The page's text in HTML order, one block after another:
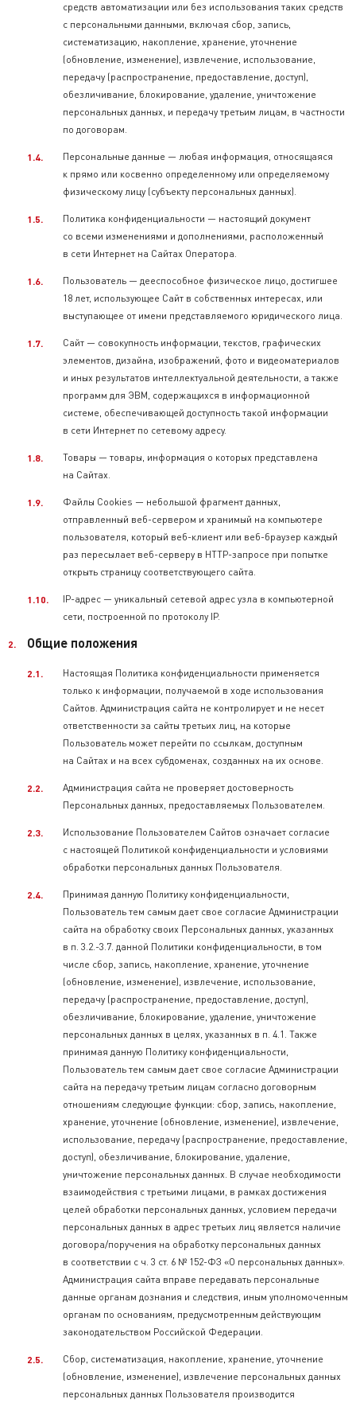
средств автоматизации или без использования таких средств
с персональными данными, включая сбор, запись,
систематизацию, накопление, хранение, уточнение
(обновление, изменение), извлечение, использование,
передачу (распространение, предоставление, доступ),
обезличивание, блокирование, удаление, уничтожение
персональных данных, и передачу третьим лицам, в частности
по договорам.
Персональные данные — любая информация, относящаяся
к прямо или косвенно определенному или определяемому
физическому лицу (субъекту персональных данных).
Политика конфиденциальности — настоящий документ
со всеми изменениями и дополнениями, расположенный
в сети Интернет на Сайтах Оператора.
Пользователь — дееспособное физическое лицо, достигшее
18 лет, использующее Сайт в собственных интересах, или
выступающее от имени представляемого юридического лица.
Сайт — совокупность информации, текстов, графических
элементов, дизайна, изображений, фото и видеоматериалов
и иных результатов интеллектуальной деятельности, а также
программ для ЭВМ, содержащихся в информационной
системе, обеспечивающей доступность такой информации
в сети Интернет по сетевому адресу.
Товары — товары, информация о которых представлена
на Сайтах.
Файлы Cookies — небольшой фрагмент данных,
отправленный веб-сервером и хранимый на компьютере
пользователя, который веб-клиент или веб-браузер каждый
раз пересылает веб-серверу в HTTP-запросе при попытке
открыть страницу соответствующего сайта.
IP-адрес — уникальный сетевой адрес узла в компьютерной
сети, построенной по протоколу IP.
Общие положения
Настоящая Политика конфиденциальности применяется
только к информации, получаемой в ходе использования
Сайтов. Администрация сайта не контролирует и не несет
ответственности за сайты третьих лиц, на которые
Пользователь может перейти по ссылкам, доступным
на Сайтах и на всех субдоменах, созданных на их основе.
Администрация сайта не проверяет достоверность
Персональных данных, предоставляемых Пользователем.
Использование Пользователем Сайтов означает согласие
с настоящей Политикой конфиденциальности и условиями
обработки персональных данных Пользователя.
Принимая данную Политику конфиденциальности,
Пользователь тем самым дает свое согласие Администрации
сайта на обработку своих Персональных данных, указанных
в п. 3.2.-3.7. данной Политики конфиденциальности, в том
числе сбор, запись, накопление, хранение, уточнение
(обновление, изменение), извлечение, использование,
передачу (распространение, предоставление, доступ),
обезличивание, блокирование, удаление, уничтожение
персональных данных в целях, указанных в п. 4.1. Также
принимая данную Политику конфиденциальности,
Пользователь тем самым дает свое согласие Администрации
сайта на передачу третьим лицам согласно договорным
отношениям следующие функции: сбор, запись, накопление,
хранение, уточнение (обновление, изменение), извлечение,
использование, передачу (распространение, предоставление,
доступ), обезличивание, блокирование, удаление,
уничтожение персональных данных. В случае необходимости
взаимодействия с третьими лицами, в рамках достижения
целей обработки персональных данных, условием передачи
персональных данных в адрес третьих лиц является наличие
договора/поручения на обработку персональных данных
в соответствии с ч. 3 ст. 6 № 152-ФЗ «О персональных данных».
Администрация сайта вправе передавать персональные
данные органам дознания и следствия, иным уполномоченным
органам по основаниям, предусмотренным действующим
законодательством Российской Федерации.
Сбор, систематизация, накопление, хранение, уточнение
(обновление, изменение), извлечение персональных данных
персональных данных Пользователя производится